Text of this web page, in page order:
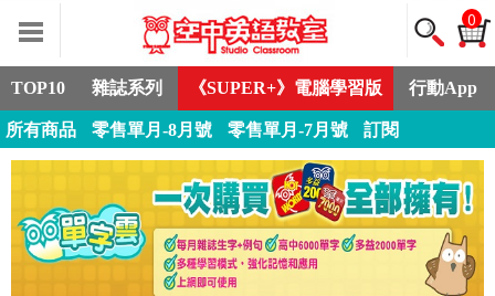
0
TOP10 雜誌系列 《SUPER+》電腦學習版 行動App
所有商品 零售單月-8月號 零售單月-7月號 訂閱